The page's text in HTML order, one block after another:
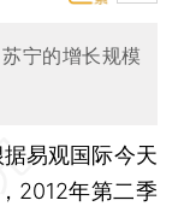
宁的增长规模
据易观国际今天
2012年第二季